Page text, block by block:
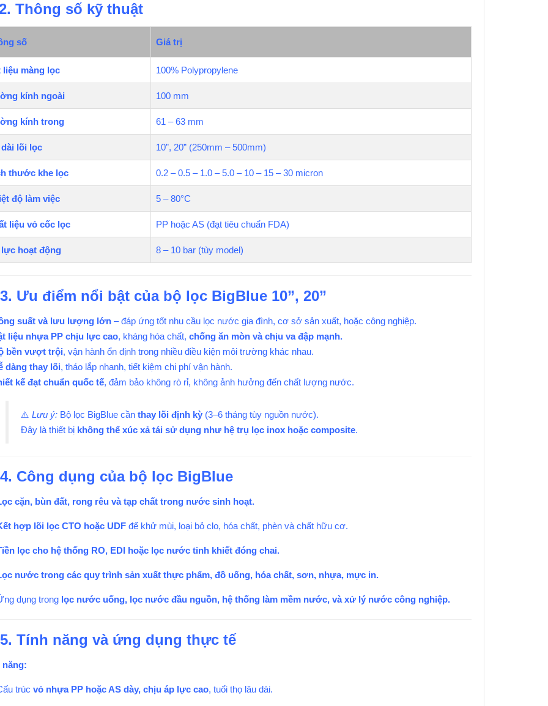
Thông số kỹ thuật
số Giá trị
liệu màng lọc 100% Polypropylene
kính ngoài 100 mm
kính trong 61 – 63 mm
lõi lọc 10”, 20” (250mm – 500mm)
thước khe lọc 0.2 – 0.5 – 1.0 – 5.0 – 10 – 15 – 30 micron
độ làm việc 5 – 80°C
liệu vỏ cốc lọc PP hoặc AS (đạt tiêu chuẩn FDA)
lực hoạt động 8 – 10 bar (tùy model)
3. Ưu điểm nổi bật của bộ lọc BigBlue 10”, 20”
suất và lưu lượng lớn– đáp ứng tốt nhu cầu lọc nước gia đình, cơ sở sản xuất, hoặc công nghiệp.
liệu nhựa PP chịu lực cao, kháng hóa chất, chống ăn mòn và chịu va đập mạnh.
bền vượt trội, vận hành ổn định trong nhiều điều kiện môi trường khác nhau.
dàng thay lõi, tháo lắp nhanh, tiết kiệm chi phí vận hành.
kế đạt chuẩn quốc tế, đảm bảo không rò rỉ, không ảnh hưởng đến chất lượng nước.
⚠️ Lưu ý:Bộ lọc BigBlue cần thay lõi định kỳ(3–6 tháng tùy nguồn nước).
Đây là thiết bị không thể xúc xả tái sử dụng như hệ trụ lọc inox hoặc composite.
4. Công dụng của bộ lọc BigBlue
cặn, bùn đất, rong rêu và tạp chất trong nước sinh hoạt.
hợp lõi lọc CTO hoặc UDFđể khử mùi, loại bỏ clo, hóa chất, phèn và chất hữu cơ.
lọc cho hệ thống RO, EDI hoặc lọc nước tinh khiết đóng chai.
nước trong các quy trình sản xuất thực phẩm, đồ uống, hóa chất, sơn, nhựa, mực in.
dụng trong lọc nước uống, lọc nước đầu nguồn, hệ thống làm mềm nước, và xử lý nước công nghiệp.
5. Tính năng và ứng dụng thực tế
năng:
trúc vỏ nhựa PP hoặc AS dày, chịu áp lực cao, tuổi thọ lâu dài.